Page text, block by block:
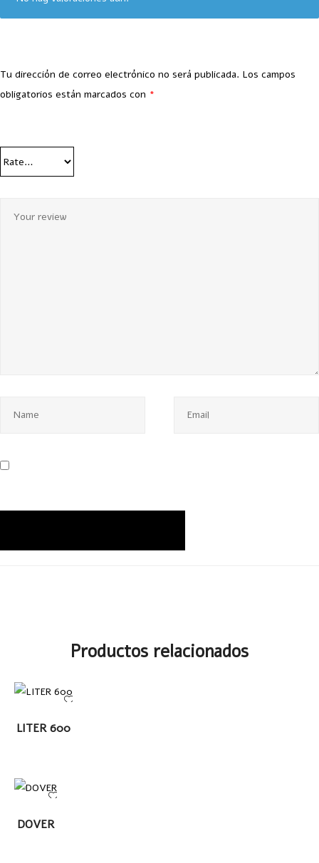
Tu dirección de correo electrónico no será publicada. Los campos
obligatorios están marcados con *
Productos relacionados
LEER MÁS
LITER 600
MÁS
DOVER